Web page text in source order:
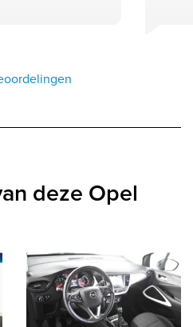
deze Opel